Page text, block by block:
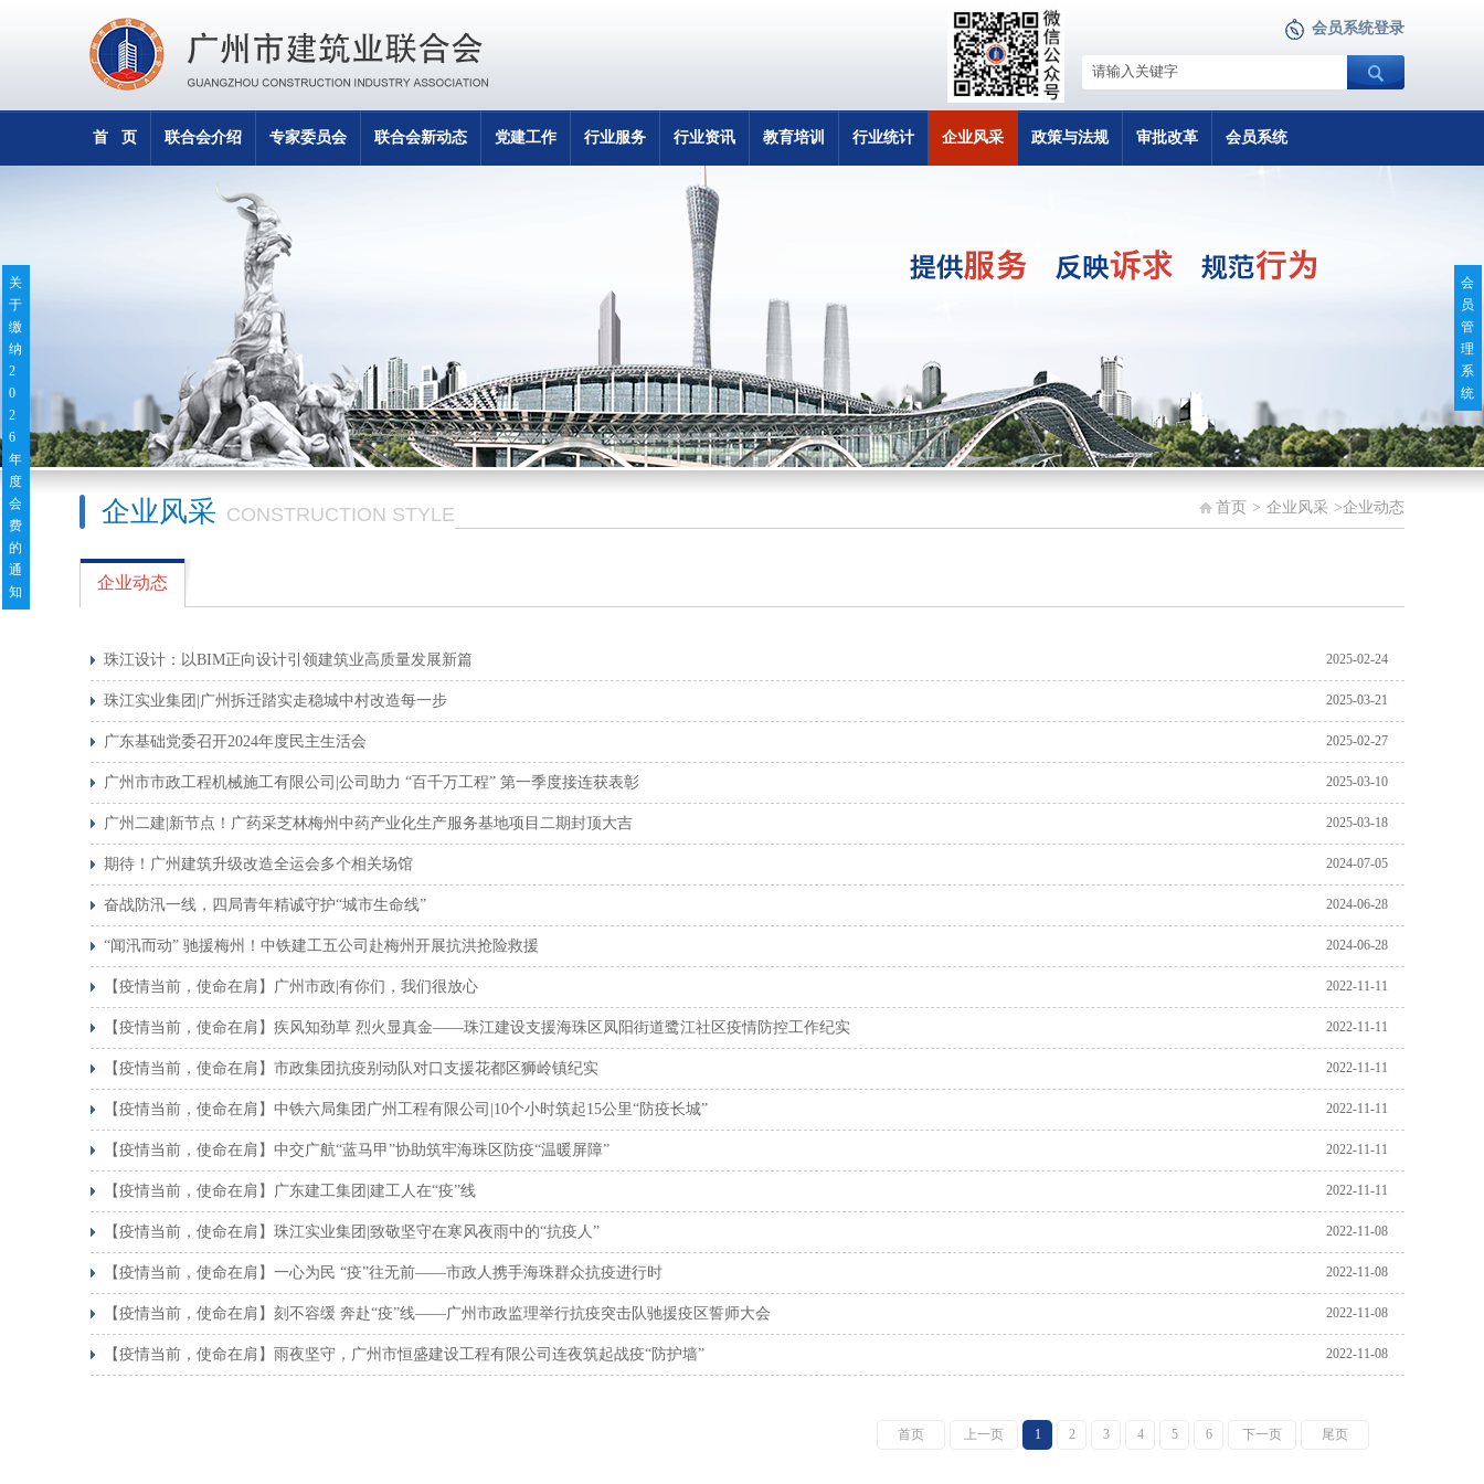
会员系统登录
首 页 联合会介绍 专家委员会 联合会新动态 党建工作 行业服务 行业资讯 教育培训 行业统计 企业风采 政策与法规 审批改革 会员系统
企业风采 CONSTRUCTION STYLE 首页 > 企业风采 >企业动态
企业动态
珠江设计：以BIM正向设计引领建筑业高质量发展新篇 2025-02-24
珠江实业集团|广州拆迁踏实走稳城中村改造每一步 2025-03-21
广东基础党委召开2024年度民主生活会 2025-02-27
广州市市政工程机械施工有限公司|公司助力 “百千万工程” 第一季度接连获表彰 2025-03-10
广州二建|新节点！广药采芝林梅州中药产业化生产服务基地项目二期封顶大吉 2025-03-18
期待！广州建筑升级改造全运会多个相关场馆 2024-07-05
奋战防汛一线，四局青年精诚守护“城市生命线” 2024-06-28
“闻汛而动” 驰援梅州！中铁建工五公司赴梅州开展抗洪抢险救援 2024-06-28
【疫情当前，使命在肩】广州市政|有你们，我们很放心 2022-11-11
【疫情当前，使命在肩】疾风知劲草 烈火显真金——珠江建设支援海珠区凤阳街道鹭江社区疫情防控工作纪实 2022-11-11
【疫情当前，使命在肩】市政集团抗疫别动队对口支援花都区狮岭镇纪实 2022-11-11
【疫情当前，使命在肩】中铁六局集团广州工程有限公司|10个小时筑起15公里“防疫长城” 2022-11-11
【疫情当前，使命在肩】中交广航“蓝马甲”协助筑牢海珠区防疫“温暖屏障” 2022-11-11
【疫情当前，使命在肩】广东建工集团|建工人在“疫”线 2022-11-11
【疫情当前，使命在肩】珠江实业集团|致敬坚守在寒风夜雨中的“抗疫人” 2022-11-08
【疫情当前，使命在肩】一心为民 “疫”往无前——市政人携手海珠群众抗疫进行时 2022-11-08
【疫情当前，使命在肩】刻不容缓 奔赴“疫”线——广州市政监理举行抗疫突击队驰援疫区誓师大会 2022-11-08
【疫情当前，使命在肩】雨夜坚守，广州市恒盛建设工程有限公司连夜筑起战疫“防护墙” 2022-11-08
首页 上一页 1 2 3 4 5 6 下一页 尾页
关
于
缴
纳
2
0
2
6
年
度
会
费
的
通
知
会
员
管
理
系
统